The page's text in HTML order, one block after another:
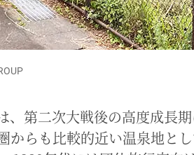
、第二次大戦後の高度成長
からも比較的近い温泉地と